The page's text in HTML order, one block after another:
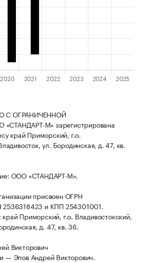
С ОГРАНИЧЕННОЙ
М» зарегистрирована
край Приморский, г.о.
ул. Бородинская, д. 47, кв.
ООО «СТАНДАРТ-М».
присвоен ОГРН
и КПП 254301001.
Приморский, г.о. Владивостокский,
д. 47, кв. 36.
Викторович
— Эпов Андрей Викторович.